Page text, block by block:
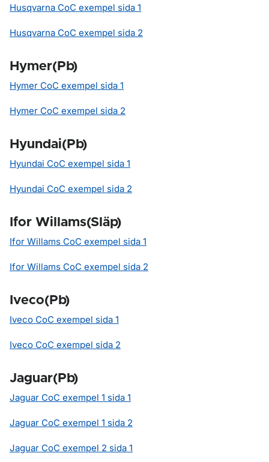
Husqvarna CoC exempel sida 1
Husqvarna CoC exempel sida 2
Hymer(Pb)
Hymer CoC exempel sida 1
Hymer CoC exempel sida 2
Hyundai(Pb)
Hyundai CoC exempel sida 1
Hyundai CoC exempel sida 2
Ifor Willams(Släp)
Ifor Willams CoC exempel sida 1
Ifor Willams CoC exempel sida 2
Iveco(Pb)
Iveco CoC exempel sida 1
Iveco CoC exempel sida 2
Jaguar(Pb)
Jaguar CoC exempel 1 sida 1
Jaguar CoC exempel 1 sida 2
Jaguar CoC exempel 2 sida 1